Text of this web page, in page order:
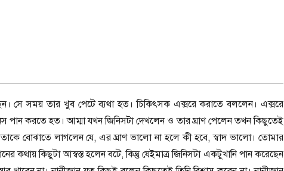
সে সময় তার খুব পেটে ব্যথা হত। চিকিৎসক এক্সরে করাতে বললেন। এক্সরে
পান করতে হত। আম্মা যখন জিনিসটা দেখলেন ও তার ঘ্রাণ পেলেন তখন কিছুতেই
তাকে বোঝাতে লাগলেন যে,এর ঘ্রাণ ভালো না হলে কী হবে,স্বাদ ভালো। তোমার
কথায় কিছুটা আস্বস্ত হলেন বটে,কিন্তু যেইমাত্র জিনিসটা একটুখানি পান করেছেন